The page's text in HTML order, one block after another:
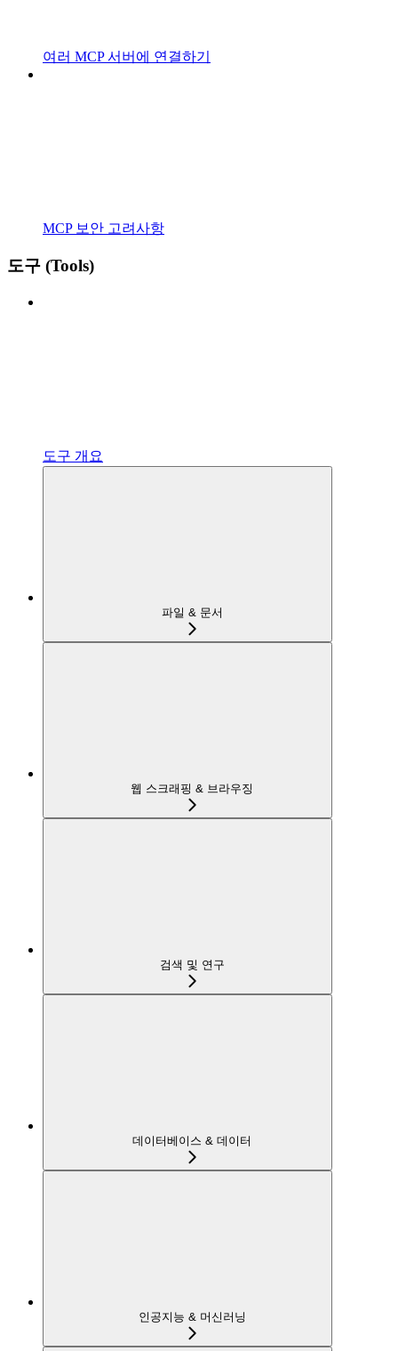
여러 MCP 서버에 연결하기
MCP 보안 고려사항
도구 (Tools)
도구 개요
파일 & 문서
웹 스크래핑 & 브라우징
검색 및 연구
데이터베이스 & 데이터
인공지능 & 머신러닝